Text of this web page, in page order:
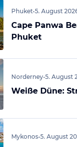
Phuket•5. August
Cape Panwa
Phuket
Norderney•5. August
Weiße Düne:
Mykonos•5. August